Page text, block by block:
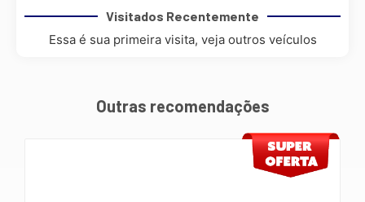
Visitados Recentemente
Essa é sua primeira visita, veja outros veículos
Outras recomendações